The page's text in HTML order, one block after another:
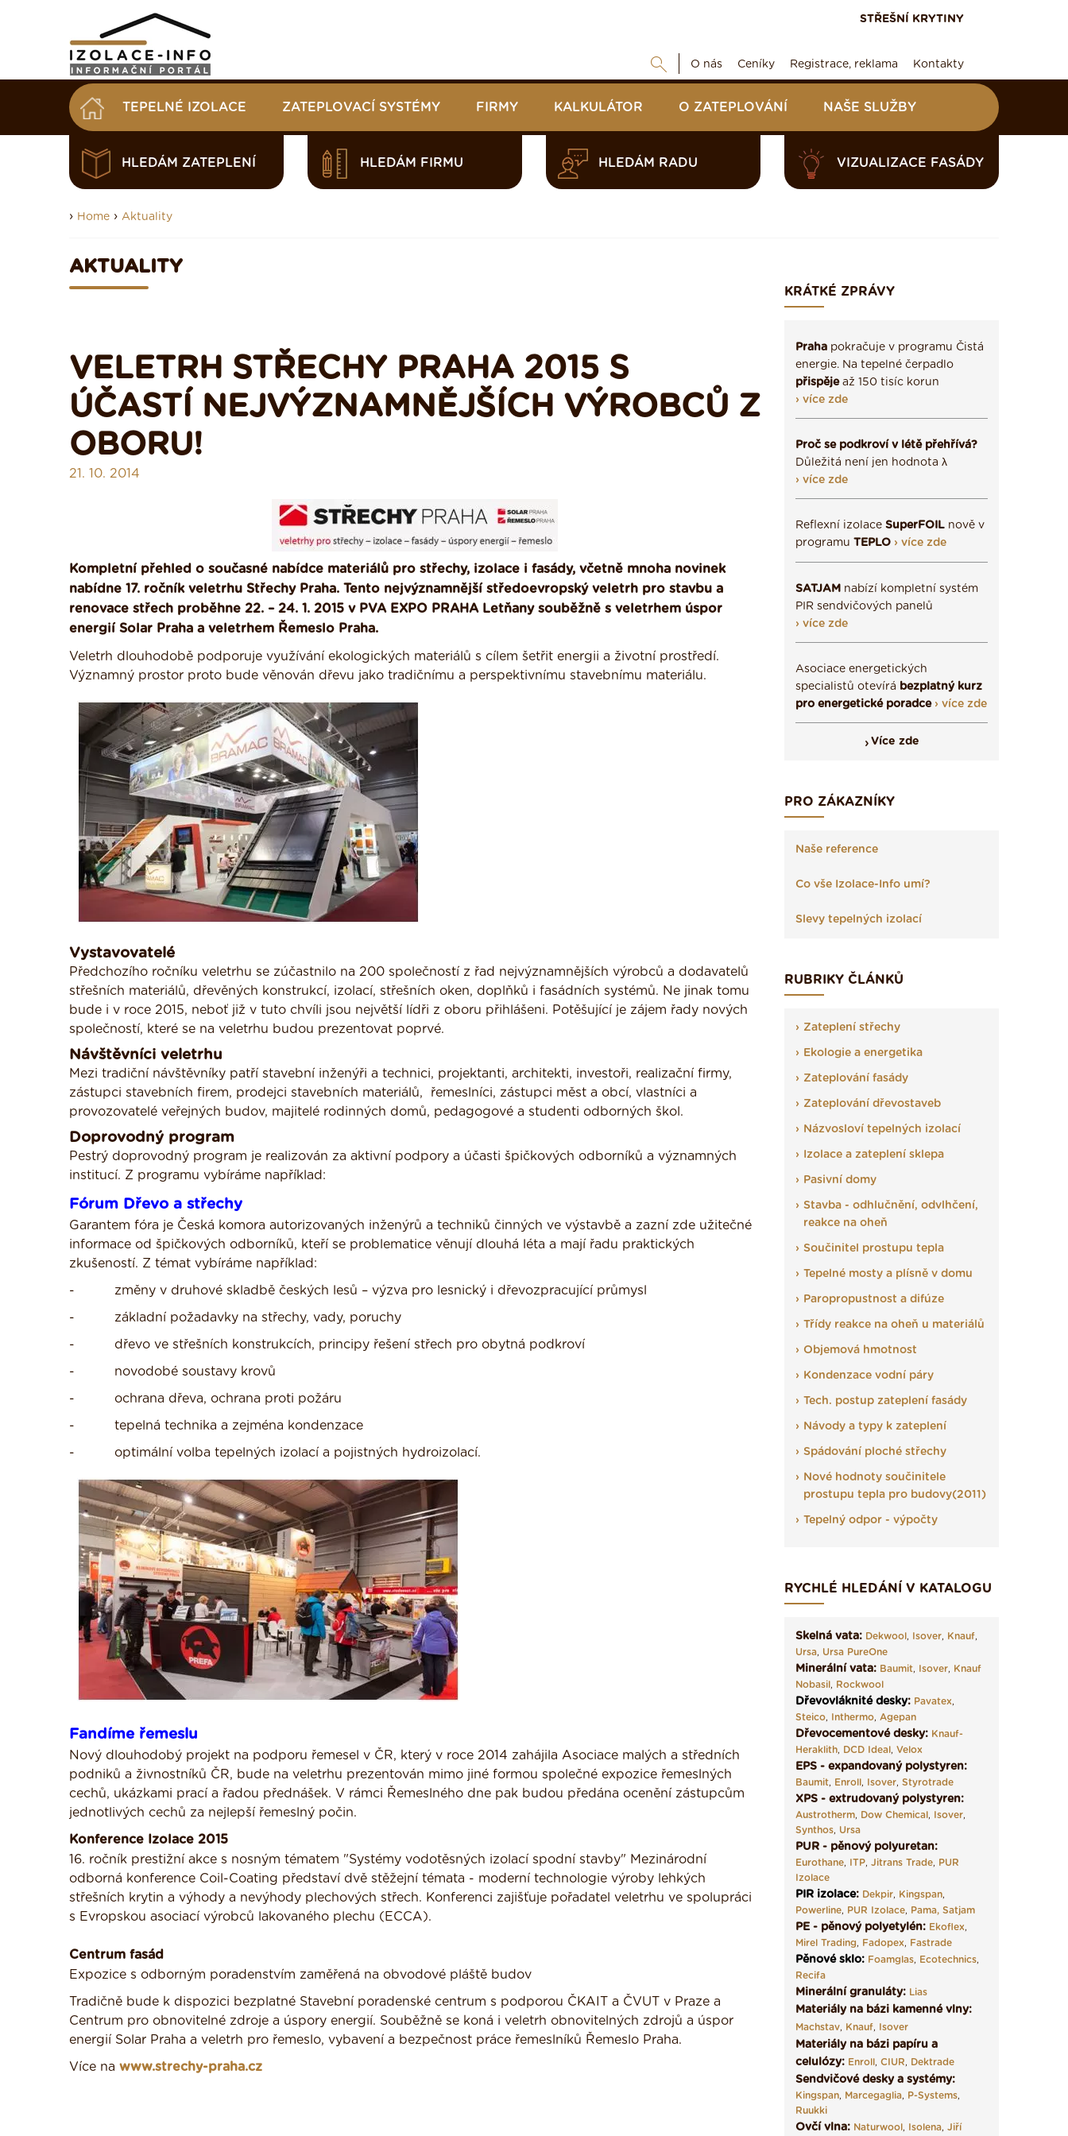
STŘEŠNÍ KRYTINY
O nás Ceníky Registrace, reklama Kontakty
TEPELNÉ IZOLACE ZATEPLOVACÍ SYSTÉMY FIRMY KALKULÁTOR O ZATEPLOVÁNÍ NAŠE SLUŽBY
HLEDÁM ZATEPLENÍ HLEDÁM FIRMU HLEDÁM RADU VIZUALIZACE FASÁDY
› Home › Aktuality
AKTUALITY
VELETRH STŘECHY PRAHA 2015 S
ÚČASTÍ NEJVÝZNAMNĚJŠÍCH VÝROBCŮ Z
OBORU!
21. 10. 2014
Kompletní přehled o současné nabídce materiálů pro střechy, izolace i fasády, včetně mnoha novinek
nabídne 17. ročník veletrhu Střechy Praha. Tento nejvýznamnější středoevropský veletrh pro stavbu a
renovace střech proběhne 22. – 24. 1. 2015 v PVA EXPO PRAHA Letňany souběžně s veletrhem úspor
energií Solar Praha a veletrhem Řemeslo Praha.
Veletrh dlouhodobě podporuje využívání ekologických materiálů s cílem šetřit energii a životní prostředí.
Významný prostor proto bude věnován dřevu jako tradičnímu a perspektivnímu stavebnímu materiálu.
Vystavovatelé
Předchozího ročníku veletrhu se zúčastnilo na 200 společností z řad nejvýznamnějších výrobců a dodavatelů
střešních materiálů, dřevěných konstrukcí, izolací, střešních oken, doplňků i fasádních systémů. Ne jinak tomu
bude i v roce 2015, neboť již v tuto chvíli jsou největší lídři z oboru přihlášeni. Potěšující je zájem řady nových
společností, které se na veletrhu budou prezentovat poprvé.
Návštěvníci veletrhu
Mezi tradiční návštěvníky patří stavební inženýři a technici, projektanti, architekti, investoři, realizační firmy,
zástupci stavebních firem, prodejci stavebních materiálů, řemeslníci, zástupci měst a obcí, vlastníci a
provozovatelé veřejných budov, majitelé rodinných domů, pedagogové a studenti odborných škol.
Doprovodný program
Pestrý doprovodný program je realizován za aktivní podpory a účasti špičkových odborníků a významných
institucí. Z programu vybíráme například:
Fórum Dřevo a střechy
Garantem fóra je Česká komora autorizovaných inženýrů a techniků činných ve výstavbě a zazní zde užitečné
informace od špičkových odborníků, kteří se problematice věnují dlouhá léta a mají řadu praktických
zkušeností. Z témat vybíráme například:
- změny v druhové skladbě českých lesů – výzva pro lesnický i dřevozpracující průmysl
- základní požadavky na střechy, vady, poruchy
- dřevo ve střešních konstrukcích, principy řešení střech pro obytná podkroví
- novodobé soustavy krovů
- ochrana dřeva, ochrana proti požáru
- tepelná technika a zejména kondenzace
- optimální volba tepelných izolací a pojistných hydroizolací.
Fandíme řemeslu
Nový dlouhodobý projekt na podporu řemesel v ČR, který v roce 2014 zahájila Asociace malých a středních
podniků a živnostníků ČR, bude na veletrhu prezentován mimo jiné formou společné expozice řemeslných
cechů, ukázkami prací a řadou přednášek. V rámci Řemeslného dne pak budou předána ocenění zástupcům
jednotlivých cechů za nejlepší řemeslný počin.
Konference Izolace 2015
16. ročník prestižní akce s nosným tématem "Systémy vodotěsných izolací spodní stavby" Mezinárodní
odborná konference Coil-Coating představí dvě stěžejní témata - moderní technologie výroby lehkých
střešních krytin a výhody a nevýhody plechových střech. Konferenci zajišťuje pořadatel veletrhu ve spolupráci
s Evropskou asociací výrobců lakovaného plechu (ECCA).
Centrum fasád
Expozice s odborným poradenstvím zaměřená na obvodové pláště budov
Tradičně bude k dispozici bezplatné Stavební poradenské centrum s podporou ČKAIT a ČVUT v Praze a
Centrum pro obnovitelné zdroje a úspory energií. Souběžně se koná i veletrh obnovitelných zdrojů a úspor
energií Solar Praha a veletrh pro řemeslo, vybavení a bezpečnost práce řemeslníků Řemeslo Praha.
Více na www.strechy-praha.cz
KRÁTKÉ ZPRÁVY
Praha pokračuje v programu Čistá
energie. Na tepelné čerpadlo
přispějeaž 150 tisíc korun
› více zde
Proč se podkroví v létě přehřívá?
Důležitá není jen hodnota λ
› více zde
Reflexní izolace SuperFOIL nově v
programu TEPLO › více zde
SATJAM nabízí kompletní systém
PIR sendvičových panelů
› více zde
Asociace energetických
specialistů otevírá bezplatný kurz
pro energetické poradce › více zde
Více zde
PRO ZÁKAZNÍKY
Naše reference
Co vše Izolace-Info umí?
Slevy tepelných izolací
RUBRIKY ČLÁNKŮ
Zateplení střechy
Ekologie a energetika
Zateplování fasády
Zateplování dřevostaveb
Názvosloví tepelných izolací
Izolace a zateplení sklepa
Pasivní domy
Stavba - odhlučnění, odvlhčení,
reakce na oheň
Součinitel prostupu tepla
Tepelné mosty a plísně v domu
Paropropustnost a difúze
Třídy reakce na oheň u materiálů
Objemová hmotnost
Kondenzace vodní páry
Tech. postup zateplení fasády
Návody a typy k zateplení
Spádování ploché střechy
Nové hodnoty součinitele
prostupu tepla pro budovy(2011)
Tepelný odpor - výpočty
RYCHLÉ HLEDÁNÍ V KATALOGU
Skelná vata: Dekwool, Isover, Knauf,
Ursa, Ursa PureOne
Minerální vata: Baumit, Isover, Knauf
Nobasil, Rockwool
Dřevovláknité desky: Pavatex,
Steico, Inthermo, Agepan
Dřevocementové desky: Knauf-
Heraklith, DCD Ideal, Velox
EPS - expandovaný polystyren:
Baumit, Enroll, Isover, Styrotrade
XPS - extrudovaný polystyren:
Austrotherm, Dow Chemical, Isover,
Synthos, Ursa
PUR - pěnový polyuretan:
Eurothane, ITP, Jitrans Trade, PUR
Izolace
PIR izolace: Dekpir, Kingspan,
Powerline, PUR Izolace, Pama, Satjam
PE - pěnový polyetylén: Ekoflex,
Mirel Trading, Fadopex, Fastrade
Pěnové sklo: Foamglas, Ecotechnics,
Recifa
Minerální granuláty: Lias
Materiály na bázi kamenné vlny:
Machstav, Knauf, Isover
Materiály na bázi papíru a
celulózy: Enroll, CIUR, Dektrade
Sendvičové desky a systémy:
Kingspan, Marcegaglia, P-Systems,
Ruukki
Ovčí vlna: Naturwool, Isolena, Jiří